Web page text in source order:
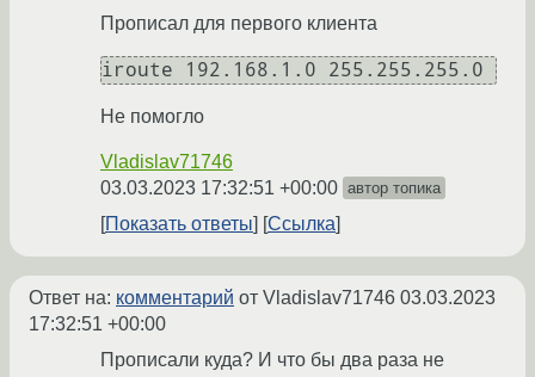
Прописал для первого клиента
Не помогло
Vladislav71746
03.03.2023 17:32:51 +00:00 автор топика
Показать ответы Ссылка
Ответ на: комментарий от Vladislav71746 03.03.2023
17:32:51 +00:00
Прописали куда? И что бы два раза не